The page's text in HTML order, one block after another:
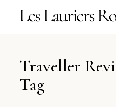
Traveller
Tag